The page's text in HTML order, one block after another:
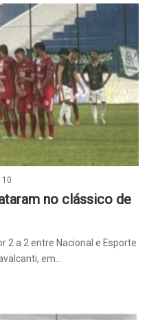
10
no clássico de
2 a 2 entre Nacional e Esporte
em…